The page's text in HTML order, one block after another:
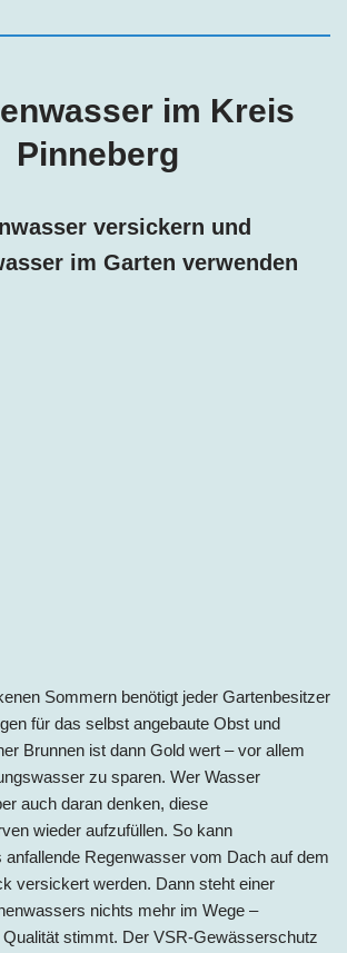
im Kreis
Pinneberg
versickern und
im Garten verwenden
Sommern benötigt jeder Gartenbesitzer
für das selbst angebaute Obst und
Brunnen ist dann Gold wert – vor allem
zu sparen. Wer Wasser
auch daran denken, diese
wieder aufzufüllen. So kann
anfallende Regenwasser vom Dach auf dem
versickert werden. Dann steht einer
nichts mehr im Wege –
stimmt. Der VSR-Gewässerschutz